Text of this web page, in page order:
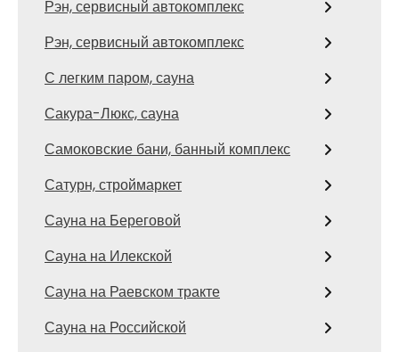
Рэн, сервисный автокомплекс
Рэн, сервисный автокомплекс
С легким паром, сауна
Сакура-Люкс, сауна
Самоковские бани, банный комплекс
Сатурн, строймаркет
Сауна на Береговой
Сауна на Илекской
Сауна на Раевском тракте
Сауна на Российской